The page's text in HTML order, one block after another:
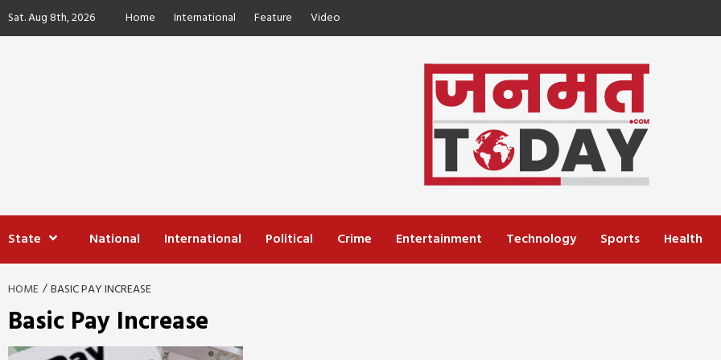
Skip
toSat. Aug 8th, 2026 Home International Feature Video
State National International Political Crime Entertainment Technology Sports Health
HOME BASIC PAY INCREASE
Basic Pay Increase